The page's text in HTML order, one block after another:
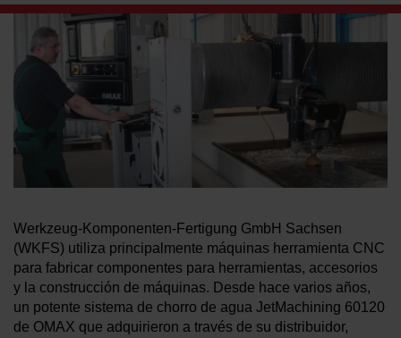
MÁS INFORMACIÓN SOBRE LOS
CHORROS DE AGUA
Werkzeug-Komponenten-Fertigung GmbH Sachsen
(WKFS) utiliza principalmente máquinas herramienta CNC
para fabricar componentes para herramientas, accesorios
y la construcción de máquinas. Desde hace varios años,
un potente sistema de chorro de agua JetMachining 60120
de OMAX que adquirieron a través de su distribuidor,